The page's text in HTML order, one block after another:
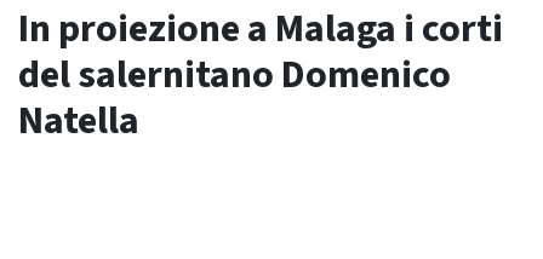
In proiezione a Malaga i corti
del salernitano Domenico
Natella